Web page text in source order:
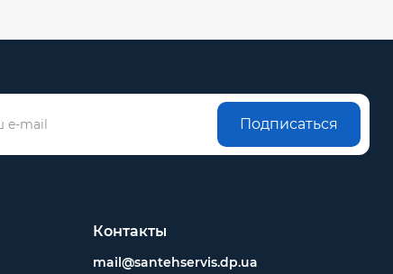
Подписаться
Контакты
mail@santehservis.dp.ua